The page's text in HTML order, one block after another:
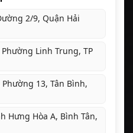
2/9, Quận Hải
Linh Trung, TP
13, Tân Bình,
Hưng Hòa A, Bình Tân,